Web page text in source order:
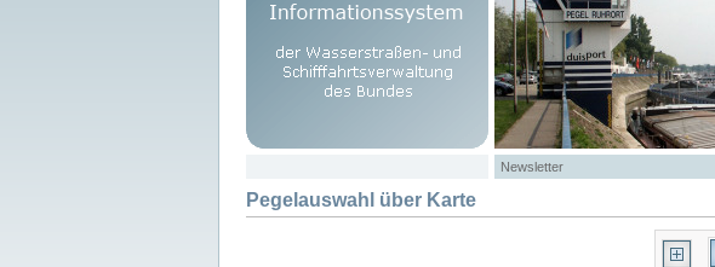
Newsletter
Pegelauswahl über Karte